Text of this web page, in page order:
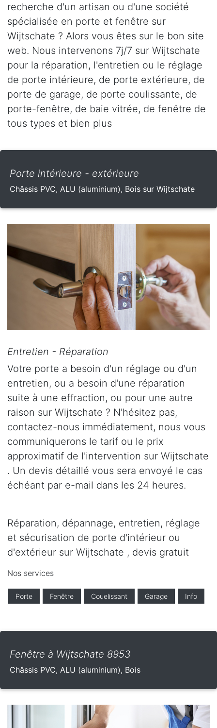
recherche d'un artisan ou d'une société
spécialisée en porte et fenêtre sur
Wijtschate ? Alors vous êtes sur le bon site
web. Nous intervenons 7j/7 sur Wijtschate
pour la réparation, l'entretien ou le réglage
de porte intérieure, de porte extérieure, de
porte de garage, de porte coulissante, de
porte-fenêtre, de baie vitrée, de fenêtre de
tous types et bien plus
Porte intérieure - extérieure
Châssis PVC, ALU (aluminium), Bois sur Wijtschate
Entretien - Réparation
Votre porte a besoin d'un réglage ou d'un
entretien, ou a besoin d'une réparation
suite à une effraction, ou pour une autre
raison sur Wijtschate ? N'hésitez pas,
contactez-nous immédiatement, nous vous
communiquerons le tarif ou le prix
approximatif de l'intervention sur Wijtschate
. Un devis détaillé vous sera envoyé le cas
échéant par e-mail dans les 24 heures.
Réparation, dépannage, entretien, réglage
et sécurisation de porte d'intérieur ou
d'extérieur sur Wijtschate , devis gratuit
Nos services
Porte Fenêtre Couelissant Garage Info
Fenêtre à Wijtschate 8953
Châssis PVC, ALU (aluminium), Bois